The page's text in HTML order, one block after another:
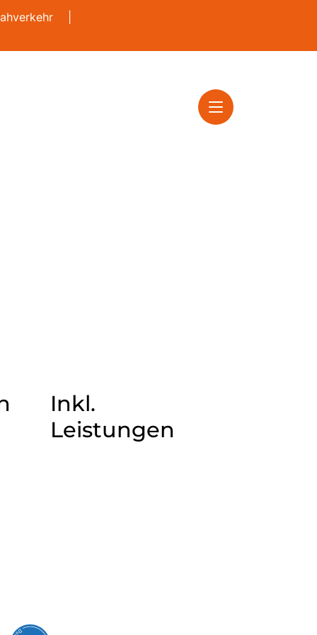
Inkl.
Leistungen